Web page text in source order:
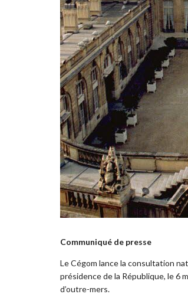
Communiqué de presse
Le Cégom lance la consultation
présidence de la République, le 6
d’outre-mers.